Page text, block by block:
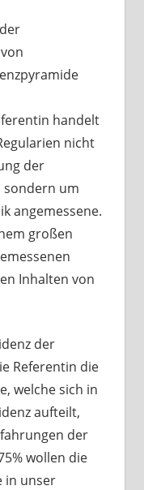
handelt
nicht
der
sondern um
angemessene.
großen
Inhalten von
der
Referentin die
welche sich in
aufteilt,
der
wollen die
in unser